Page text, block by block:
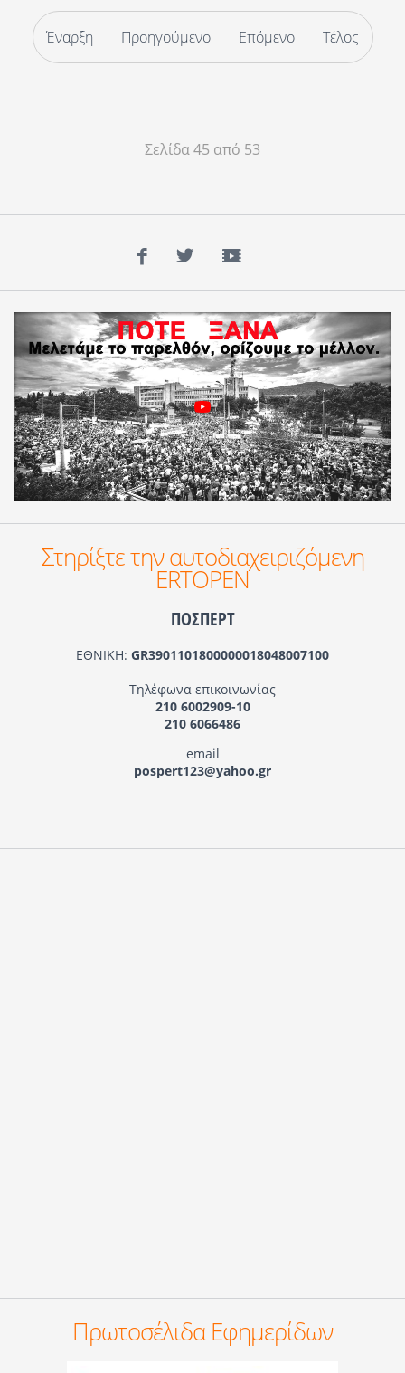
Έναρξη Προηγούμενο Επόμενο Τέλος
Σελίδα 45 από 53
Facebook
TwitterYouTube
Στηρίξτε την αυτοδιαχειριζόμενη
ERTOPEN
ΠΟΣΠΕΡΤ
ΕΘΝΙΚΗ: GR3901101800000018048007100
Τηλέφωνα επικοινωνίας
210 6002909-10
210 6066486
email
pospert123@yahoo.gr
Πρωτοσέλιδα Εφημερίδων